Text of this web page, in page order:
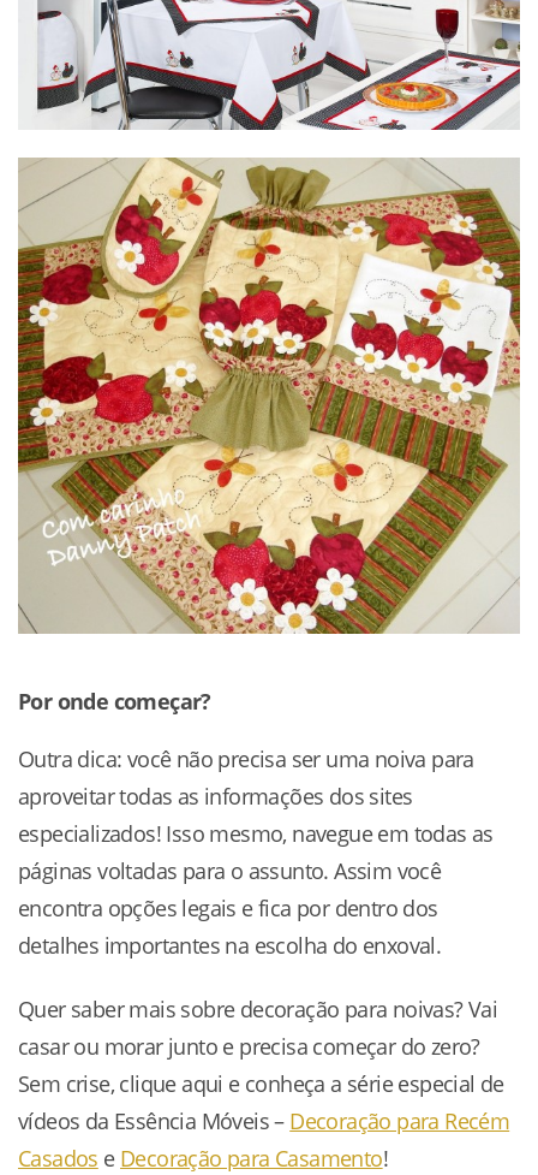
Por onde começar?
Outra dica: você não precisa ser uma noiva para
aproveitar todas as informações dos sites
especializados! Isso mesmo, navegue em todas as
páginas voltadas para o assunto. Assim você
encontra opções legais e fica por dentro dos
detalhes importantes na escolha do enxoval.
Quer saber mais sobre decoração para noivas? Vai
casar ou morar junto e precisa começar do zero?
Sem crise, clique aqui e conheça a série especial de
vídeos da Essência Móveis – Decoração para Recém
Casados e Decoração para Casamento!